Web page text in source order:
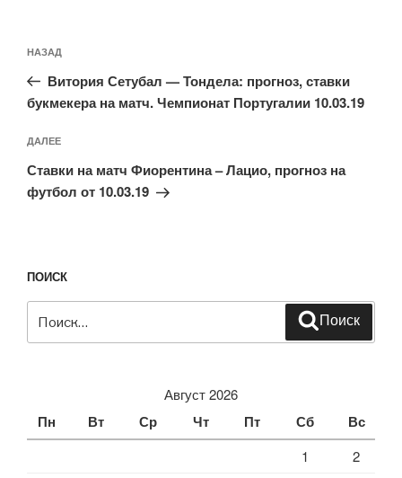
по
записям
Предыдущая
запись:
НАЗАД
Витория Сетубал — Тондела: прогноз, ставки
букмекера на матч. Чемпионат Португалии 10.03.19
Следующая
запись
ДАЛЕЕ
Ставки на матч Фиорентина – Лацио, прогноз на
футбол от 10.03.19
ПОИСК
Поиск
Август 2026
Пн Вт Ср Чт Пт Сб Вс
1
2